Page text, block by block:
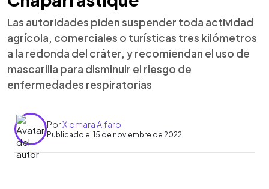
Las autoridades piden suspender toda actividad
agrícola, comerciales o turísticas tres kilómetros
a la redonda del cráter, y recomiendan el uso de
mascarilla para disminuir el riesgo de
enfermedades respiratorias
PorXiomara Alfaro
Publicado el 15 de noviembre de 2022